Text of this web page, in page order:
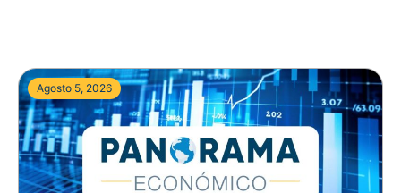
Agosto 5, 2026